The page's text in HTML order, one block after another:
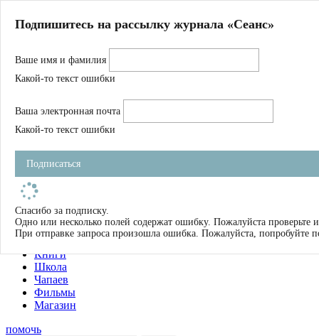
Магазин
Журнал
Школа
Устав
Фильмы
Имена
Тэги
О нас
Журнал
Книги
Школа
Чапаев
Фильмы
Магазин
помочь
Подпишитесь на рассылку журнала «Сеанс»
Ваше имя и фамилия
Какой-то текст ошибки
Ваша электронная почта
Какой-то текст ошибки
Подписаться
Спасибо за подписку.
Одно или несколько полей содержат ошибку. Пожалуйста проверьте
При отправке запроса произошла ошибка. Пожалуйста, попробуйте